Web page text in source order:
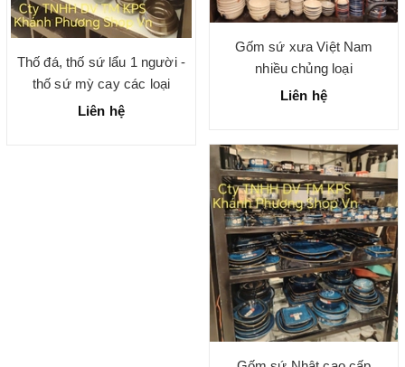
Thố đá, thố sứ lẩu 1 người -
thố sứ mỳ cay các loại
Liên hệ
Gốm sứ xưa Việt Nam
nhiều chủng loại
Liên hệ